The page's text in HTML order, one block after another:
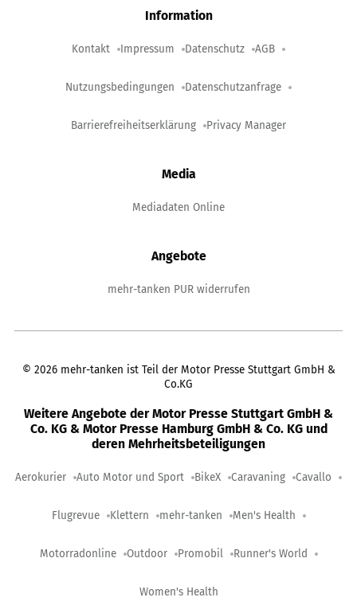
Information
Kontakt Impressum Datenschutz AGB
Nutzungsbedingungen Datenschutzanfrage
Barrierefreiheitserklärung Privacy Manager
Media
Mediadaten Online
Angebote
mehr-tanken PUR widerrufen
© 2026 mehr-tanken ist Teil der Motor Presse Stuttgart GmbH &
Co.KG
Weitere Angebote der Motor Presse Stuttgart GmbH &
Co. KG & Motor Presse Hamburg GmbH & Co. KG und
deren Mehrheitsbeteiligungen
Aerokurier Auto Motor und Sport BikeX Caravaning Cavallo
Flugrevue Klettern mehr-tanken Men's Health
Motorradonline Outdoor Promobil Runner's World
Women's Health